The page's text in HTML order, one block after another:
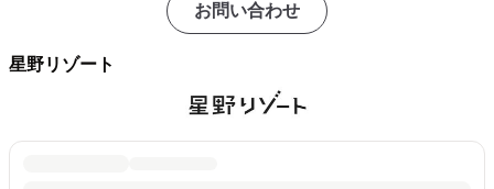
お問い合わせ
星野リゾート